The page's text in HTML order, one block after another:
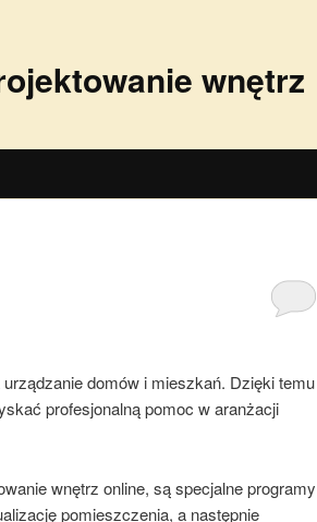
wnętrz
domów i mieszkań. Dzięki temu
profesjonalną pomoc w aranżacji
wnętrz online, są specjalne programy
pomieszczenia, a następnie